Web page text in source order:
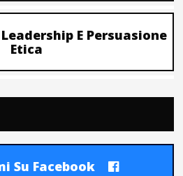
E Persuasione
Etica
Su Facebook